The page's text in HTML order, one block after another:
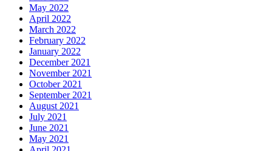
May 2022
April 2022
March 2022
February 2022
January 2022
December 2021
November 2021
October 2021
September 2021
August 2021
July 2021
June 2021
May 2021